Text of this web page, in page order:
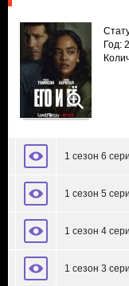
Год:
1 сезон 6
1 сезон 5
1 сезон 4
1 сезон 3